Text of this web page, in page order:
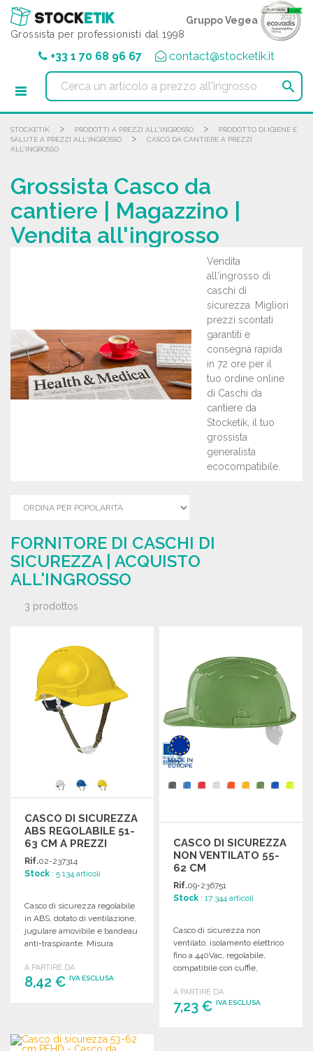
Grossista per professionisti dal 1998
Gruppo Vegea
+33 1 70 68 96 67 contact@stocketik.it

STOCKETIK > PRODOTTI A PREZZI ALL'INGROSSO >
PRODOTTO DI IGIENE E
SALUTE A PREZZI ALL'INGROSSO
>
CASCO DA CANTIERE A PREZZI
ALL'INGROSSO
Grossista Casco da
cantiere | Magazzino |
Vendita all'ingrosso
Vendita
all'ingrosso di
caschi di
sicurezza. Migliori
prezzi scontati
garantiti e
consegna rapida
in 72 ore per il
tuo ordine online
di Caschi da
cantiere da
Stocketik, il tuo
grossista
generalista
ecocompatibile.
FORNITORE DI CASCHI DI
SICUREZZA | ACQUISTO
ALL'INGROSSO
3 prodottos
CASCO DI SICUREZZA
ABS REGOLABILE 51-
63 CM A PREZZI
ALL'INGROSSO
Rif.02-237314
Stock : 5 134 articoli
Casco di sicurezza regolabile
in ABS, dotato di ventilazione,
jugulare amovibile e bandeau
anti-traspirante. Misura
A PARTIRE DA
8,42 € IVA ESCLUSA
Richiedi un preventivo
CASCO DI SICUREZZA
NON VENTILATO 55-
62 CM
Rif.09-236751
Stock : 17 344 articoli
Casco di sicurezza non
ventilato, isolamento elettrico
fino a 440Vac, regolabile,
compatibile con cuffie,
estreme.
A PARTIRE DA
7,23 €IVA ESCLUSA
Pannello di gestione dei cookies